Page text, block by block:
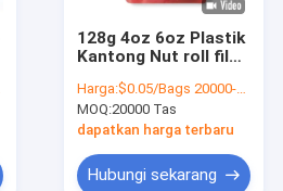
Kering
128g 4oz 6oz Plastik
Kantong Nut roll film
Nut Packing Bag
Untuk Snack
Harga:$0.05/Bags 20000-49999 Bags
MOQ:20000 Tas
dapatkan harga terbaru
Hubungi sekarang